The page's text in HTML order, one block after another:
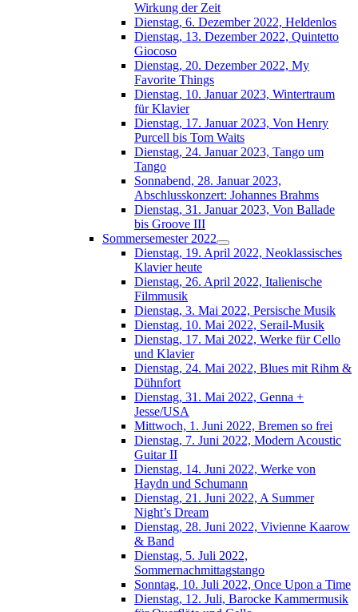
Wirkung der Zeit
Dienstag, 6. Dezember 2022, Heldenlos
Dienstag, 13. Dezember 2022, Quintetto
Giocoso
Dienstag, 20. Dezember 2022, My
Favorite Things
Dienstag, 10. Januar 2023, Wintertraum
für Klavier
Dienstag, 17. Januar 2023, Von Henry
Purcell bis Tom Waits
Dienstag, 24. Januar 2023, Tango um
Tango
Sonnabend, 28. Januar 2023,
Abschlusskonzert: Johannes Brahms
Dienstag, 31. Januar 2023, Von Ballade
bis Groove III
Sommersemester 2022
Dienstag, 19. April 2022, Neoklassisches
Klavier heute
Dienstag, 26. April 2022, Italienische
Filmmusik
Dienstag, 3. Mai 2022, Persische Musik
Dienstag, 10. Mai 2022, Serail-Musik
Dienstag, 17. Mai 2022, Werke für Cello
und Klavier
Dienstag, 24. Mai 2022, Blues mit Rihm &
Dühnfort
Dienstag, 31. Mai 2022, Genna +
Jesse/USA
Mittwoch, 1. Juni 2022, Bremen so frei
Dienstag, 7. Juni 2022, Modern Acoustic
Guitar II
Dienstag, 14. Juni 2022, Werke von
Haydn und Schumann
Dienstag, 21. Juni 2022, A Summer
Night’s Dream
Dienstag, 28. Juni 2022, Vivienne Kaarow
& Band
Dienstag, 5. Juli 2022,
Sommernachmittagstango
Sonntag, 10. Juli 2022, Once Upon a Time
Dienstag, 12. Juli, Barocke Kammermusik